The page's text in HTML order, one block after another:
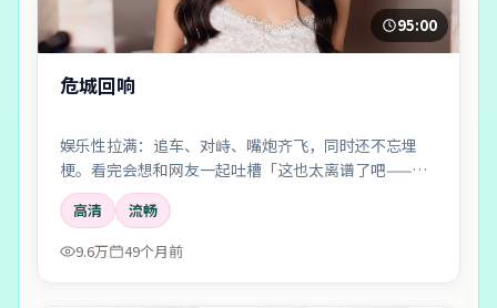
95:00
危城回响
娱乐性拉满：追车、对峙、嘴炮齐飞，同时还不忘埋
梗。看完会想和网友一起吐槽「这也太离谱了吧——但
好爽」。
高清
流畅
9.6万
49个月前